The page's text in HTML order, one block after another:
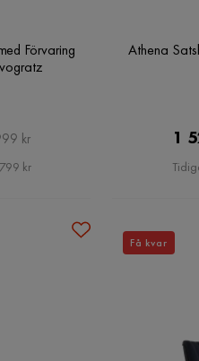
Förvaring
kr
kr
Athena
1
Få kvar